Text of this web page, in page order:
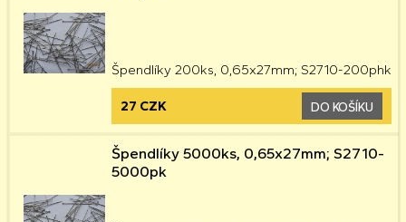
Špendlíky 200ks, 0,65x27mm; S2710-200phk
27 CZK DO KOŠÍKU
Špendlíky 5000ks, 0,65x27mm; S2710-
5000pk